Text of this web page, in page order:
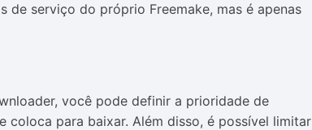
de serviço do próprio Freemake, mas é apenas
você pode definir a prioridade de
coloca para baixar. Além disso, é possível limitar